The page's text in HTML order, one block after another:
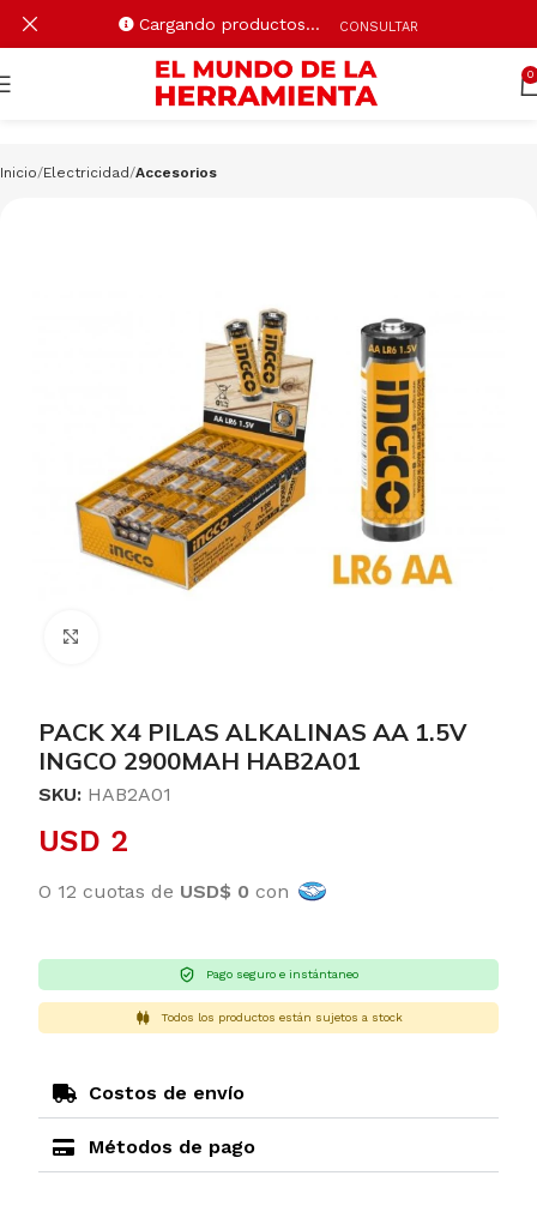
0
Inicio Electricidad Accesorios
PACK X4 PILAS ALKALINAS AA 1.5V
INGCO 2900MAH HAB2A01
SKU: HAB2A01
USD 2
O 12 cuotas de USD$ 0 con
Pago seguro e instántaneo
Todos los productos están sujetos a stock
Costos de envío
Métodos de pago
Cargando productos… CONSULTAR